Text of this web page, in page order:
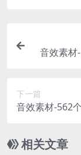
音效素材
下一篇
音效素材-562
相关文章